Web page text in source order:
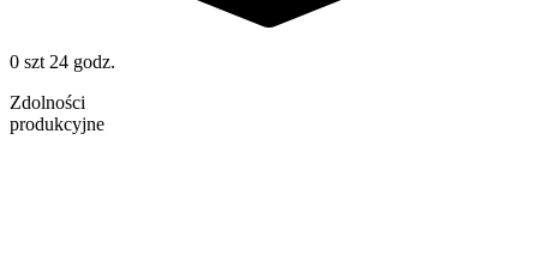
0 szt24 godz.
Zdolności
produkcyjne